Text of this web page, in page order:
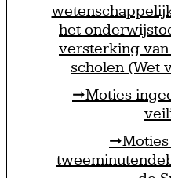
het
versterking
scholen (Wet
Moties